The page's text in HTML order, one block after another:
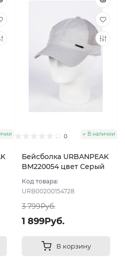
0 В наличии
Бейсболка URBANPEAK
BM220054 цвет Серый
Код товара:
URB00200154728
3 799Руб.
1 899Руб.
В корзину